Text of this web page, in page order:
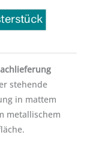
stehende
in mattem
metallischem